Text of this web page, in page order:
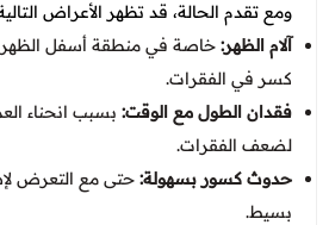
ومع تقدم الحالة، قد تظهر الأعراض التالية:
آلام الظهر:خاصة في منطقة أسفل الظهر،
كسر في الفقرات.
فقدان الطول مع الوقت:بسبب انحناء
لضعف الفقرات.
حدوث كسور بسهولة:حتى مع التعرض
بسيط.